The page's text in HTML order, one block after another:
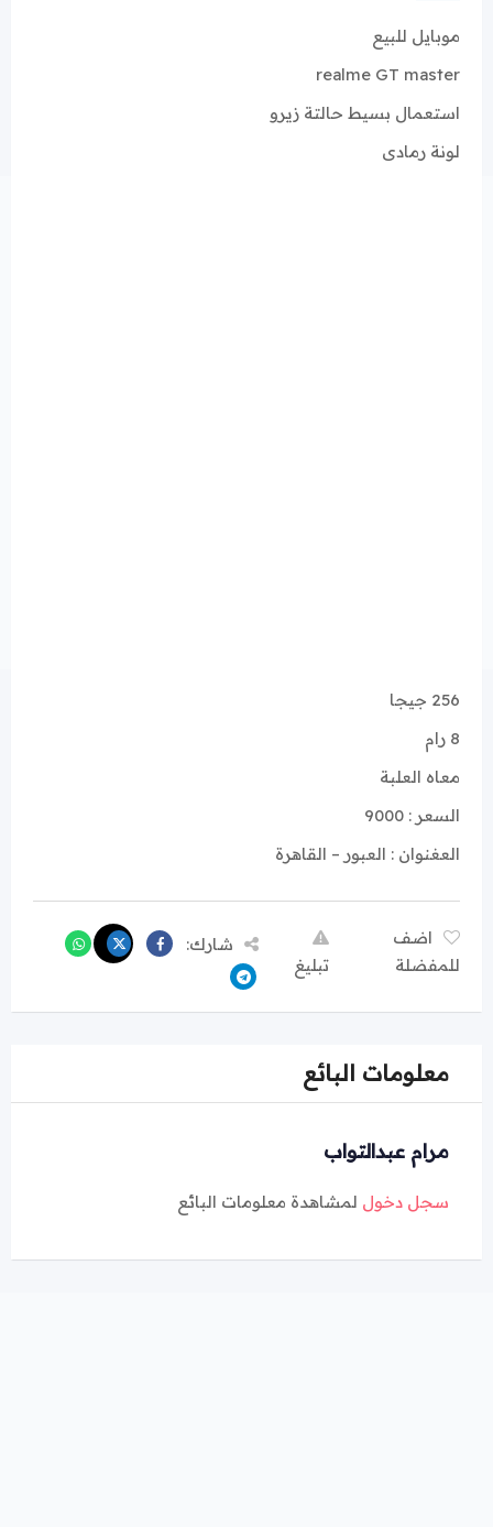
موبايل للبيع
realme GT master
استعمال بسيط حالتة زيرو
لونة رمادى
256 جيجا
8 رام
معاه العلبة
السعر : 9000
العغنوان : العبور – القاهرة
اضف
للمفضلة
تبليغ
شارك:
معلومات البائع
مرام عبدالتواب
سجل دخول لمشاهدة معلومات البائع